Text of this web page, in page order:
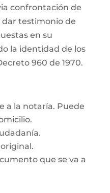
confrontación de
dar testimonio de
en su
la identidad de los
960 de 1970.
a la notaría. Puede
que se va a